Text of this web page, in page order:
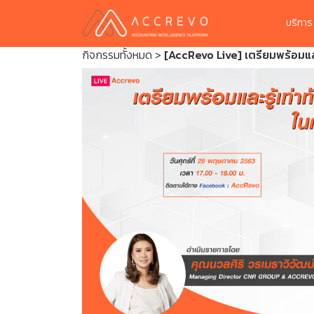
บริการ
กิจกรรมทั้งหมด > [AccRevo Live] เตรียมพร้อมแ